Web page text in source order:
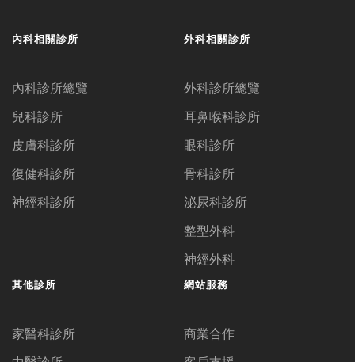
內科相關診所
內科診所總覽
兒科診所
皮膚科診所
復健科診所
神經科診所
外科相關診所
外科診所總覽
耳鼻喉科診所
眼科診所
骨科診所
泌尿科診所
整型外科
神經外科
其他診所
家醫科診所
網站服務
商業合作